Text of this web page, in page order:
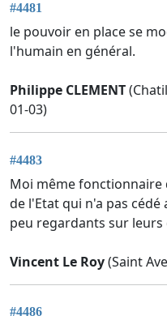
#4481
le pouvoir en place se
l'humain en général.
Philippe CLEMENT
01-03)
#4483
Moi même fonctionnaire
de l'Etat qui n'a pas
peu regardants sur leurs
Vincent Le Roy(Saint
#4486